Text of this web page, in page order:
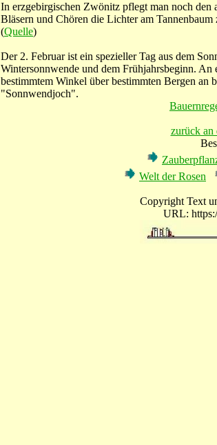
In erzgebirgischen Zwönitz pflegt man noch
Bläsern und Chören die Lichter am
(Quelle)
Der 2. Februar ist ein spezieller Tag aus dem
Wintersonnwende und dem Frühjahrsbeginn.
bestimmtem Winkel über bestimmten Bergen an
"Sonnwendjoch".
zurück an
Welt der Rosen
Copyright Text
URL: